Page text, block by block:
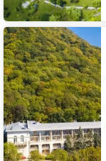
Санаторий
Имени
С.
М.
Кирова